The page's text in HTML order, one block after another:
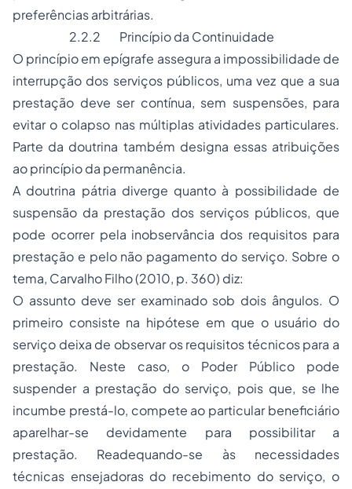
preferências arbitrárias.
2.2.2 Princípio da Continuidade
O princípio em epígrafe assegura a impossibilidade de
interrupção dos serviços públicos, uma vez que a sua
prestação deve ser contínua, sem suspensões, para
evitar o colapso nas múltiplas atividades particulares.
Parte da doutrina também designa essas atribuições
ao princípio da permanência.
A doutrina pátria diverge quanto à possibilidade de
suspensão da prestação dos serviços públicos, que
pode ocorrer pela inobservância dos requisitos para
prestação e pelo não pagamento do serviço. Sobre o
tema, Carvalho Filho (2010, p. 360) diz:
O assunto deve ser examinado sob dois ângulos. O
primeiro consiste na hipótese em que o usuário do
serviço deixa de observar os requisitos técnicos para a
prestação. Neste caso, o Poder Público pode
suspender a prestação do serviço, pois que, se lhe
incumbe prestá-lo, compete ao particular beneficiário
aparelhar-se devidamente para possibilitar a
prestação. Readequando-se às necessidades
técnicas ensejadoras do recebimento do serviço, o